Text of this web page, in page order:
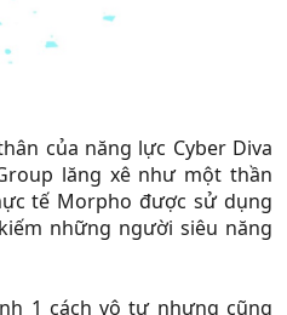
của năng lực Cyber Diva
lăng xê như một thần
tế Morpho được sử dụng
những người siêu năng
1 cách vô tư nhưng cũng